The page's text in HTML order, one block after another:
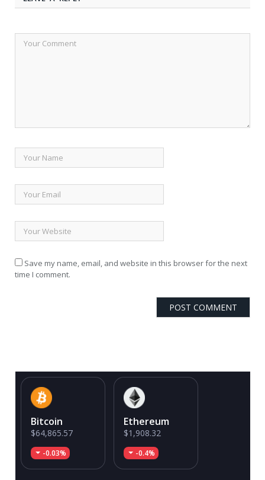
Save my name, email, and website in this browser for the next
time I comment.
Bitcoin
$64,865.57
-0.03%
Ethereum
$1,908.32
-0.4%